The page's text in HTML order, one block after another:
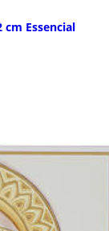
Essencial